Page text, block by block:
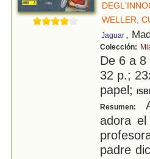
WELLER,
Jaguar ,
Colección:
De 6 a
32 p.;
papel;
Resumen:
adora
padre